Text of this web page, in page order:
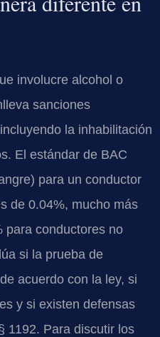
involucre alcohol o
sanciones
la inhabilitación
El estándar de BAC
para un conductor
de 0.04%, mucho más
para conductores no
si la prueba de
acuerdo con la ley, si
y si existen defensas
1192. Para discutir los